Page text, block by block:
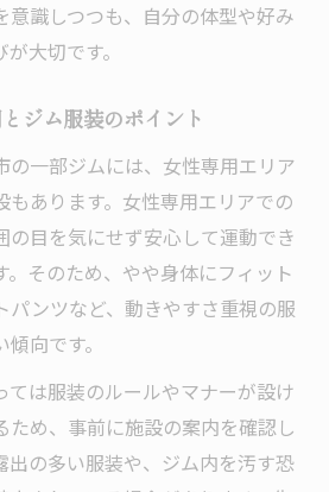
意識しつつも、自分の体型や好み
大切です。
ジム服装のポイント
の一部ジムには、女性専用エリア
もあります。女性専用エリアでの
の目を気にせず安心して運動でき
。そのため、やや身体にフィット
パンツなど、動きやすさ重視の服
向です。
ては服装のルールやマナーが設け
ため、事前に施設の案内を確認し
出の多い服装や、ジム内を汚す恐